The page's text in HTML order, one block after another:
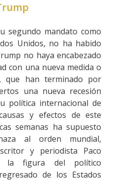
segundo mandato como
Unidos, no ha habido
no haya encabezado
con una nueva medida o
que han terminado por
una nueva recesión
política internacional de
y efectos de este
semanas ha supuesto
al orden mundial,
y periodista Paco
la figura del político
de los Estados